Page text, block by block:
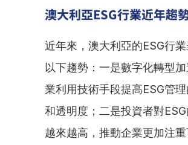
澳大利亞ESG行業近年趨
近年來，澳大利亞的ESG行
以下趨勢：一是數字化轉型
業利用技術手段提高ESG管
和透明度；二是投資者對
越來越高，推動企業更加注